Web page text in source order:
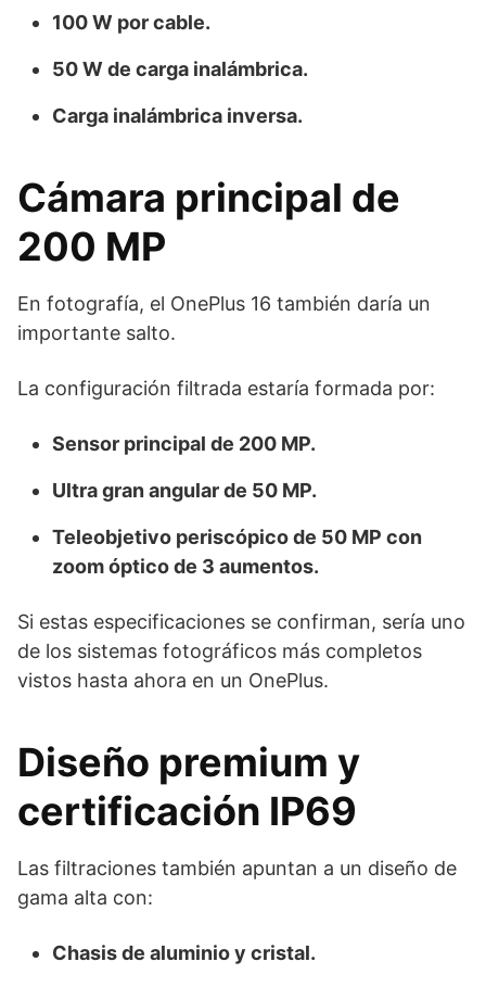
100 W por cable.
50 W de carga inalámbrica.
Carga inalámbrica inversa.
Cámara principal de
200 MP
En fotografía, el OnePlus 16 también daría un
importante salto.
La configuración filtrada estaría formada por:
Sensor principal de 200 MP.
Ultra gran angular de 50 MP.
Teleobjetivo periscópico de 50 MP con
zoom óptico de 3 aumentos.
Si estas especificaciones se confirman, sería uno
de los sistemas fotográficos más completos
vistos hasta ahora en un OnePlus.
Diseño premium y
certificación IP69
Las filtraciones también apuntan a un diseño de
gama alta con:
Chasis de aluminio y cristal.